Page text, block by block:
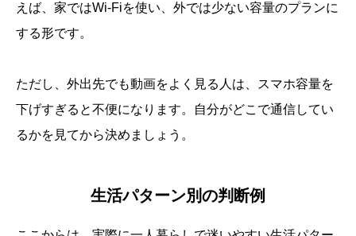
えば、家ではWi-Fiを使い、外では少ない容量のプランに
する形です。
ただし、外出先でも動画をよく見る人は、スマホ容量を
下げすぎると不便になります。自分がどこで通信してい
るかを見てから決めましょう。
生活パターン別の判断例